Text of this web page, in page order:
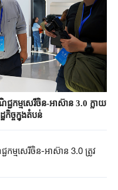
កម្មសេរីចិន-អាស៊ាន 3.0 ក្លាយ
កិច្ចក្នុងតំបន់
ម្មសេរីចិន-អាស៊ាន 3.0 ត្រូវ